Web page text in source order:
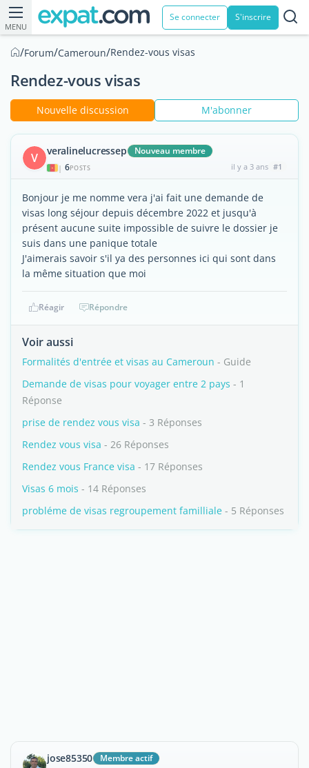
MENU
Se connecter S'inscrire
/Forum/Cameroun/Rendez-vous visas
Rendez-vous visas
Nouvelle discussion M'abonner
V veralinelucressep Nouveau membre
| 6POSTS il y a 3 ans #1
Bonjour je me nomme vera j'ai fait une demande de
visas long séjour depuis décembre 2022 et jusqu'à
présent aucune suite impossible de suivre le dossier je
suis dans une panique totale
J'aimerais savoir s'il ya des personnes ici qui sont dans
la même situation que moi
Réagir Répondre
Voir aussi
Formalités d'entrée et visas au Cameroun - Guide
Demande de visas pour voyager entre 2 pays - 1
Réponse
prise de rendez vous visa - 3 Réponses
Rendez vous visa - 26 Réponses
Rendez vous France visa - 17 Réponses
Visas 6 mois - 14 Réponses
probléme de visas regroupement familliale - 5 Réponses
jose85350 Membre actif